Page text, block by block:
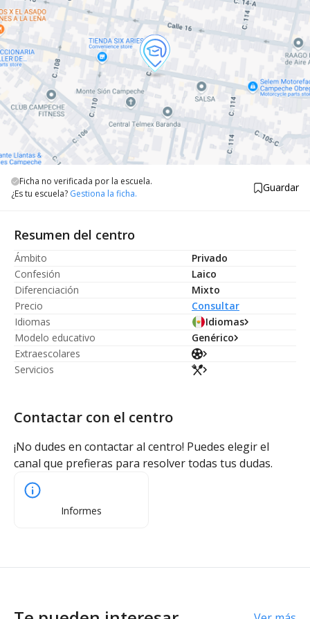
Ficha no verificada por la escuela.
¿Es tu escuela? Gestiona la ficha. Guardar
Resumen del centro
Ámbito
Privado
Confesión
Laico
Diferenciación
Mixto
Precio
Consultar
Idiomas
Idiomas
Modelo educativo
Genérico
Extraescolares
Servicios
Contactar con el centro
¡No dudes en contactar al centro! Puedes elegir el
canal que prefieras para resolver todas tus dudas.
Informes